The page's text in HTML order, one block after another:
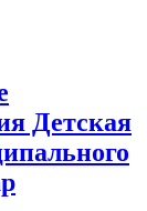
Детская